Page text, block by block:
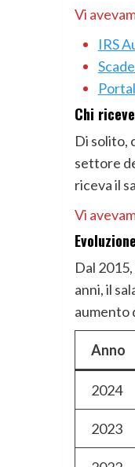
Vi
IRS
Chi
Di solito,
settore
riceva il
Vi
Dal
anni, il
aumento
Anno
2024
2023